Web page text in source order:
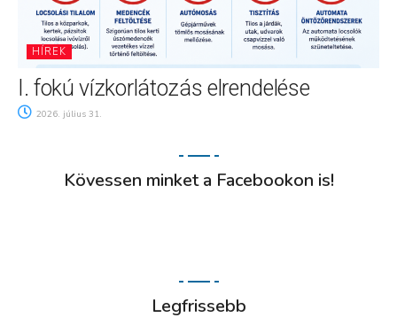
HÍREK
I. fokú vízkorlátozás elrendelése
2026. július 31.
Kövessen minket a Facebookon is!
Legfrissebb